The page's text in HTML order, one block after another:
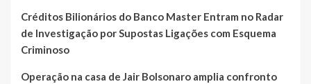
Créditos Bilionários do Banco Master Entram no Radar
de Investigação por Supostas Ligações com Esquema
Criminoso
Operação na casa de Jair Bolsonaro amplia confronto